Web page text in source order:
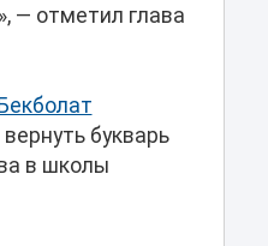
— отметил глава
букварь
в школы